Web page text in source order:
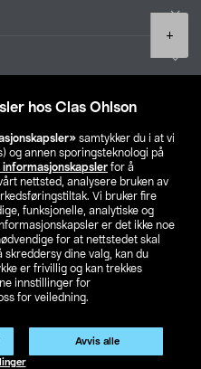
hos Clas Ohlson
samtykker du i at vi
og annen sporingsteknologi på
for å
nettsted, analysere bruken av
Vi bruker fire
funksjonelle, analytiske og
er det ikke noe
for at nettstedet skal
skreddersy dine valg, kan du
er frivillig og kan trekkes
innstillinger for
for veiledning.
Avvis alle
+
butikk
FI
ekskl. moms